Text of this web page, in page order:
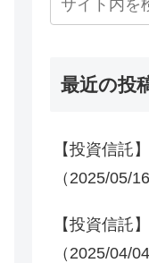
最近の投
【投資信託
（2025/05/16
【投資信託
（2025/04/04